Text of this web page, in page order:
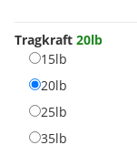
Tragkraft 20lb
15lb
20lb
25lb
35lb